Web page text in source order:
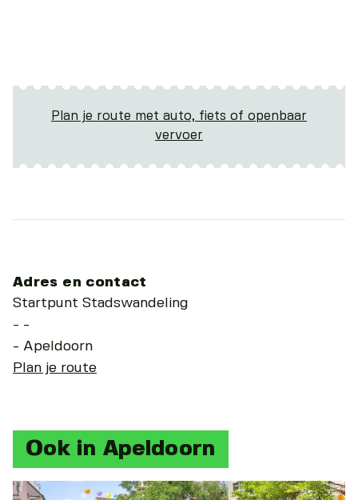
Plan je route met auto, fiets of openbaar
vervoer
Adres en contact
Startpunt Stadswandeling
- -
- Apeldoorn
Plan je route
Ook in Apeldoorn